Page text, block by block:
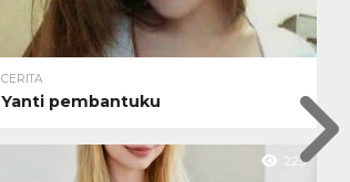
CERITA
Yanti pembantuku
225